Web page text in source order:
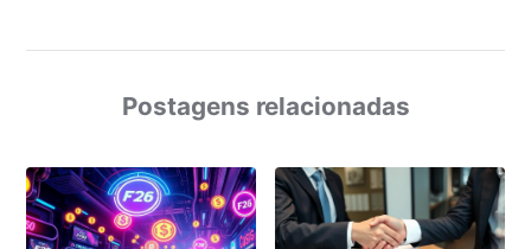
Postagens relacionadas